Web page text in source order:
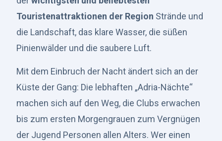
Touristenattraktionen der Region Strände und
die Landschaft, das klare Wasser, die süßen
Pinienwälder und die saubere Luft.
Mit dem Einbruch der Nacht ändert sich an der
Küste der Gang: Die lebhaften „Adria-Nächte“
machen sich auf den Weg, die Clubs erwachen
bis zum ersten Morgengrauen zum Vergnügen
der Jugend Personen allen Alters. Wer einen